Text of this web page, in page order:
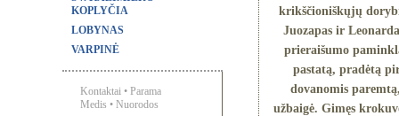
KOPLYČIA
LOBYNAS
VARPINĖ
Kontaktai • Parama
Medis • Nuorodos
krikščioniškųjų
Juozapas ir
prieraišumo
pastatą, pradėtą
dovanomis
užbaigė. Gimęs